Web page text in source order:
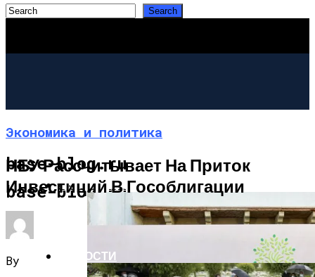
base-blog.ru
base-blog.ru
ЭКОНОМИКА И ПОЛИТИКА
НОВОСТИ
Экономика и политика
НБУ Рассчитывает На Приток
Инвестиций В Гособлигации
By